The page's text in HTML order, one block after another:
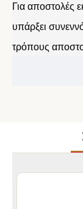
Για αποστολές
υπάρξει
τρόπους